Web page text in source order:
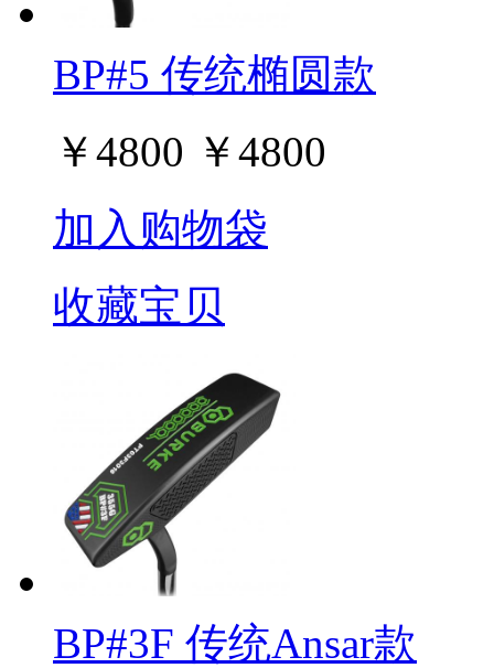
BP#5 传统椭圆款
￥4800 ￥4800
加入购物袋
收藏宝贝
BP#3F 传统Ansar款